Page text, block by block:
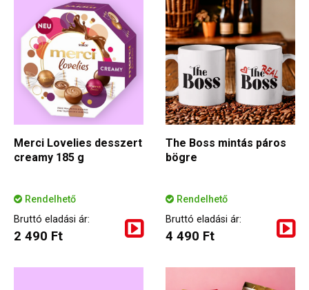
Merci Lovelies desszert
creamy 185 g
Rendelhető
Bruttó eladási ár:
2 490 Ft
The Boss mintás páros
bögre
Rendelhető
Bruttó eladási ár:
4 490 Ft